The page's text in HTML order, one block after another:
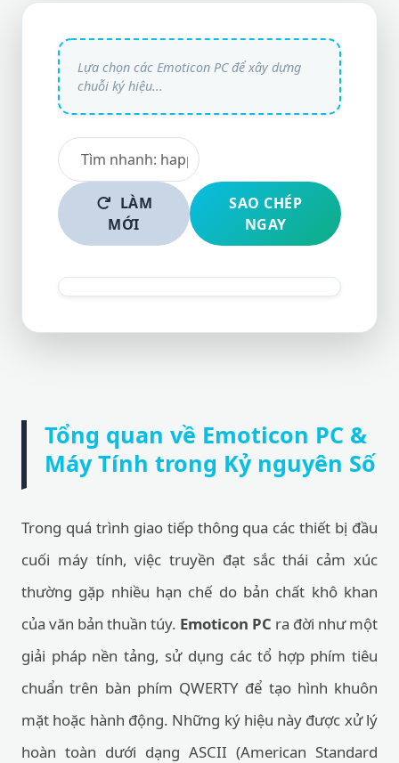
LÀM
MỚI
SAO CHÉP
NGAY
Tổng quan về Emoticon PC &
Máy Tính trong Kỷ nguyên Số
Trong quá trình giao tiếp thông qua các thiết bị đầu
cuối máy tính, việc truyền đạt sắc thái cảm xúc
thường gặp nhiều hạn chế do bản chất khô khan
của văn bản thuần túy. Emoticon PC ra đời như một
giải pháp nền tảng, sử dụng các tổ hợp phím tiêu
chuẩn trên bàn phím QWERTY để tạo hình khuôn
mặt hoặc hành động. Những ký hiệu này được xử lý
hoàn toàn dưới dạng ASCII (American Standard